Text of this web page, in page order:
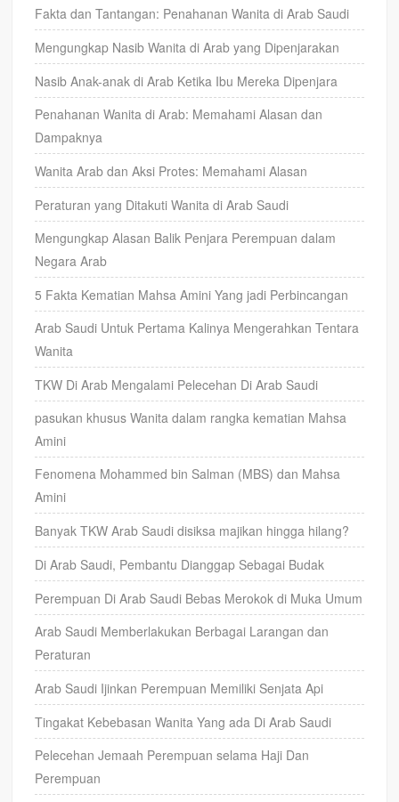
Fakta dan Tantangan: Penahanan Wanita di Arab Saudi
Mengungkap Nasib Wanita di Arab yang Dipenjarakan
Nasib Anak-anak di Arab Ketika Ibu Mereka Dipenjara
Penahanan Wanita di Arab: Memahami Alasan dan
Dampaknya
Wanita Arab dan Aksi Protes: Memahami Alasan
Peraturan yang Ditakuti Wanita di Arab Saudi
Mengungkap Alasan Balik Penjara Perempuan dalam
Negara Arab
5 Fakta Kematian Mahsa Amini Yang jadi Perbincangan
Arab Saudi Untuk Pertama Kalinya Mengerahkan Tentara
Wanita
TKW Di Arab Mengalami Pelecehan Di Arab Saudi
pasukan khusus Wanita dalam rangka kematian Mahsa
Amini
Fenomena Mohammed bin Salman (MBS) dan Mahsa
Amini
Banyak TKW Arab Saudi disiksa majikan hingga hilang?
Di Arab Saudi, Pembantu Dianggap Sebagai Budak
Perempuan Di Arab Saudi Bebas Merokok di Muka Umum
Arab Saudi Memberlakukan Berbagai Larangan dan
Peraturan
Arab Saudi Ijinkan Perempuan Memiliki Senjata Api
Tingakat Kebebasan Wanita Yang ada Di Arab Saudi
Pelecehan Jemaah Perempuan selama Haji Dan
Perempuan